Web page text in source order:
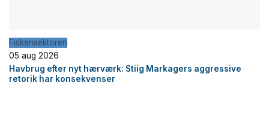
Fiskerisektoren
05 aug 2026
Havbrug efter nyt hærværk: Stiig Markagers aggressive
retorik har konsekvenser